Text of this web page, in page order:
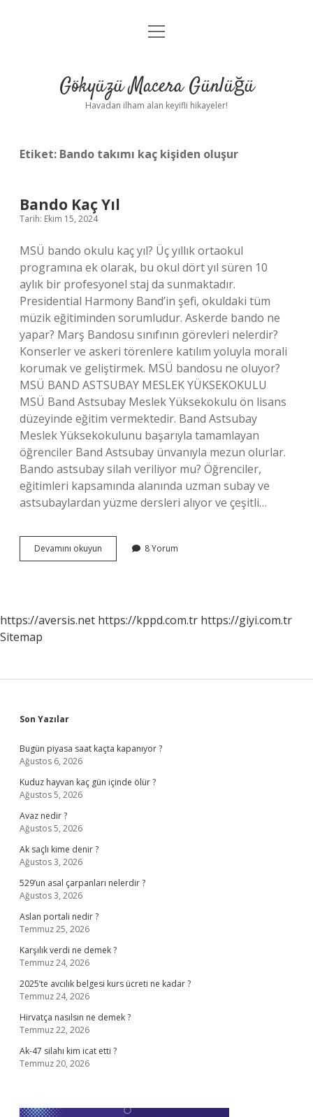
Anasayfa
Yasal Uyarı
menüyü
Gökyüzü Macera Günlüğü
Havadan ilham alan keyifli hikayeler!
Etiket: Bando takımı kaç kişiden oluşur
Bando Kaç Yıl
Tarih: Ekim 15, 2024
MSÜ bando okulu kaç yıl? Üç yıllık ortaokul
programına ek olarak, bu okul dört yıl süren 10
aylık bir profesyonel staj da sunmaktadır.
Presidential Harmony Band’in şefi, okuldaki tüm
müzik eğitiminden sorumludur. Askerde bando ne
yapar? Marş Bandosu sınıfının görevleri nelerdir?
Konserler ve askeri törenlere katılım yoluyla morali
korumak ve geliştirmek. MSÜ bandosu ne oluyor?
MSÜ BAND ASTSUBAY MESLEK YÜKSEKOKULU
MSÜ Band Astsubay Meslek Yüksekokulu ön lisans
düzeyinde eğitim vermektedir. Band Astsubay
Meslek Yüksekokulunu başarıyla tamamlayan
öğrenciler Band Astsubay ünvanıyla mezun olurlar.
Bando astsubay silah veriliyor mu? Öğrenciler,
eğitimleri kapsamında alanında uzman subay ve
astsubaylardan yüzme dersleri alıyor ve çeşitli…
Devamını okuyun
Kaç
8 Yorum
https://aversis.net https://kppd.com.tr https://giyi.com.tr
Sitemap
Sidebar
Son Yazılar
Bugün piyasa saat kaçta kapanıyor ?
Ağustos 6, 2026
Kuduz hayvan kaç gün içinde ölür ?
Ağustos 5, 2026
Avaz nedir ?
Ağustos 5, 2026
Ak saçlı kime denir ?
Ağustos 3, 2026
529’un asal çarpanları nelerdir ?
Ağustos 3, 2026
Aslan portali nedir ?
Temmuz 25, 2026
Karşılık verdi ne demek ?
Temmuz 24, 2026
2025’te avcılık belgesi kurs ücreti ne kadar ?
Temmuz 24, 2026
Hirvatça nasılsın ne demek ?
Temmuz 22, 2026
Ak-47 silahı kim icat etti ?
Temmuz 20, 2026